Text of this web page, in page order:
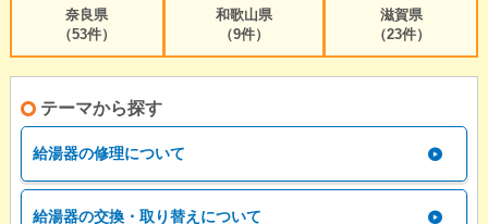
奈良県
（53件）
和歌山県
（9件）
滋賀県
（23件）
テーマから探す
給湯器の修理について
給湯器の交換・取り替えについて